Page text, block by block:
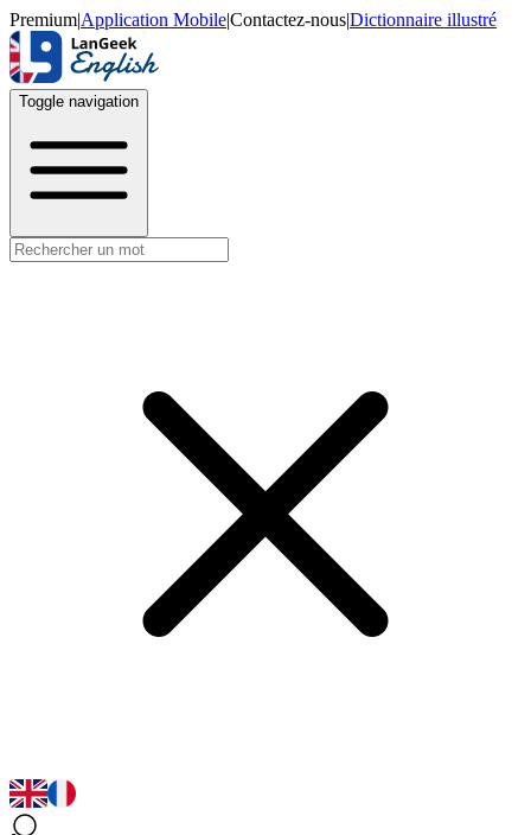
Premium|Application Mobile|Contactez-nous|Dictionnaire illustré
Toggle navigation